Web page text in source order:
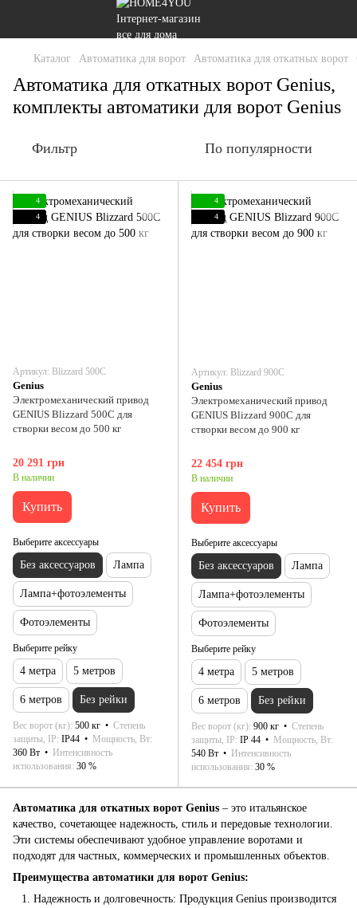
Каталог Автоматика для ворот Автоматика для откатных ворот
Автоматика для откатных ворот Genius – это итальянское
качество, сочетающее надежность, стиль и передовые технологии.
Эти системы обеспечивают удобное управление воротами и
подходят для частных, коммерческих и промышленных объектов.
Преимущества автоматики для ворот Genius:
Надежность и долговечность: Продукция Genius производится
Автоматика для откатных ворот Genius,
комплекты автоматики для ворот Genius
Фильтр По популярности
4
4
Артикул: Blizzard 500C
Genius
Электромеханический привод
GENIUS Blizzard 500C для
створки весом до 500 кг
20 291 грн
В наличии
Купить
Выберите аксессуары
Без аксессуаров Лампа
Лампа+фотоэлементы
Фотоэлементы
Выберите рейку
4 метра 5 метров
6 метров Без рейки
Вес ворот (кг) 500 кг
Степень
защиты, IP IP44
Мощность, Вт
360 Вт
Интенсивность
использования 30 %
4
4
Артикул: Blizzard 900C
Genius
Электромеханический привод
GENIUS Blizzard 900C для
створки весом до 900 кг
22 454 грн
В наличии
Купить
Выберите аксессуары
Без аксессуаров Лампа
Лампа+фотоэлементы
Фотоэлементы
Выберите рейку
4 метра 5 метров
6 метров Без рейки
Вес ворот (кг) 900 кг
Степень
защиты, IP IP 44
Мощность, Вт
540 Вт
Интенсивность
использования 30 %